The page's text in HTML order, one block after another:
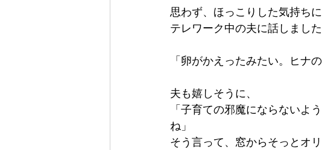
思わず、ほっこりした気持ち
テレワーク中の夫に話しました
「卵がかえったみたい。ヒナ
夫も嬉しそうに、
「子育ての邪魔にならないよ
ね」
そう言って、窓からそっとオ